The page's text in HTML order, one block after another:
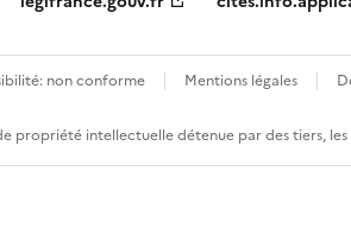
non conforme Mentions légales
propriété intellectuelle détenue par des tiers,